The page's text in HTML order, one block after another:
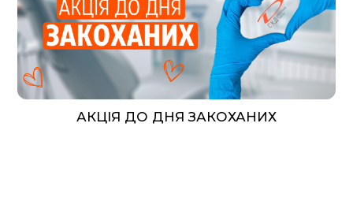
АКЦІЯ ДО ДНЯ ЗАКОХАНИХ